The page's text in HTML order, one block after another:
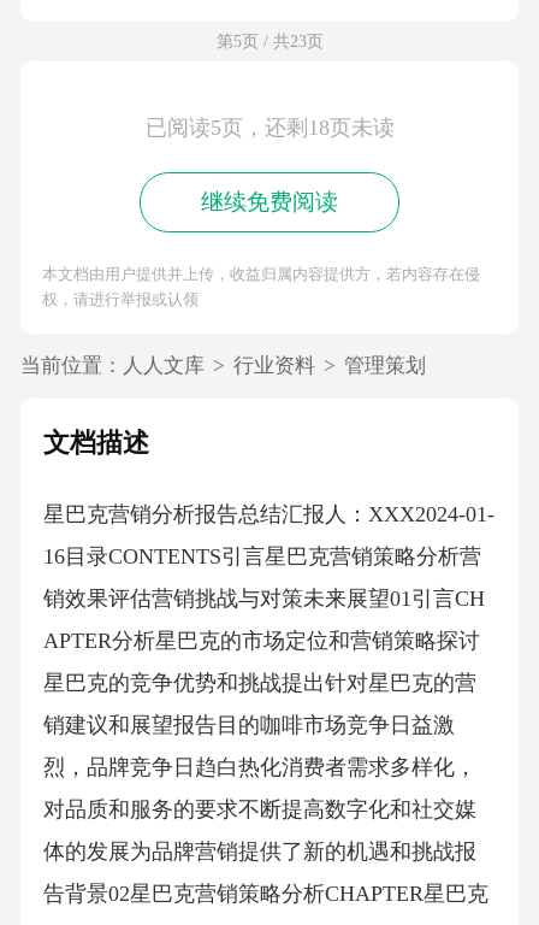
第5页 / 共23页
已阅读5页，还剩18页未读
继续免费阅读
本文档由用户提供并上传，收益归属内容提供方，若内容存在侵
权，请进行举报或认领
当前位置： 人人文库 > 行业资料 > 管理策划
文档描述
星巴克营销分析报告总结汇报人：XXX2024-01-
16目录CONTENTS引言星巴克营销策略分析营
销效果评估营销挑战与对策未来展望01引言CH
APTER分析星巴克的市场定位和营销策略探讨
星巴克的竞争优势和挑战提出针对星巴克的营
销建议和展望报告目的咖啡市场竞争日益激
烈，品牌竞争日趋白热化消费者需求多样化，
对品质和服务的要求不断提高数字化和社交媒
体的发展为品牌营销提供了新的机遇和挑战报
告背景02星巴克营销策略分析CHAPTER星巴克